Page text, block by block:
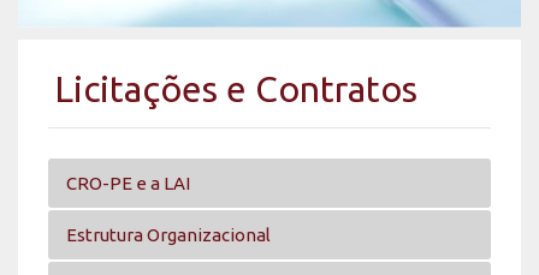
Licitações e Contratos
CRO-PE e a LAI
Estrutura Organizacional